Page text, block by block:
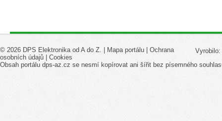
Vyrobilo:
© 2026 DPS Elektronika od A do Z. | Mapa portálu
Ochrana
osobních údajů
Cookies
Obsah portálu dps-az.cz se nesmí kopírovat ani šířit bez písemného